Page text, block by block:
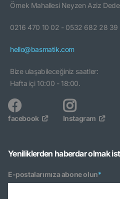
Örnek Mahallesi Neyzen Aziz
0216 470 10 02 - 0532 682 28 39
hello@basmatik.com
Bize ulaşabileceğiniz saatler:
Hafta içi 10:00 - 18:00.
facebook Instagram
Yeniliklerden haberdar olmak
E-postalarımıza abone olun*